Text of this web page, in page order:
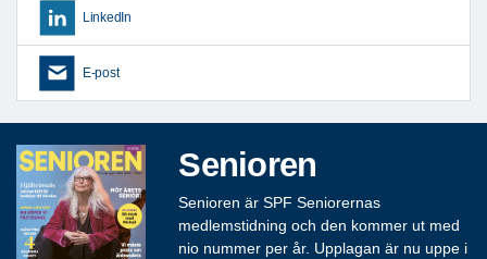
LinkedIn
E-post
Senioren
Senioren är SPF Seniorernas
medlemstidning och den kommer ut med
nio nummer per år. Upplagan är nu uppe i